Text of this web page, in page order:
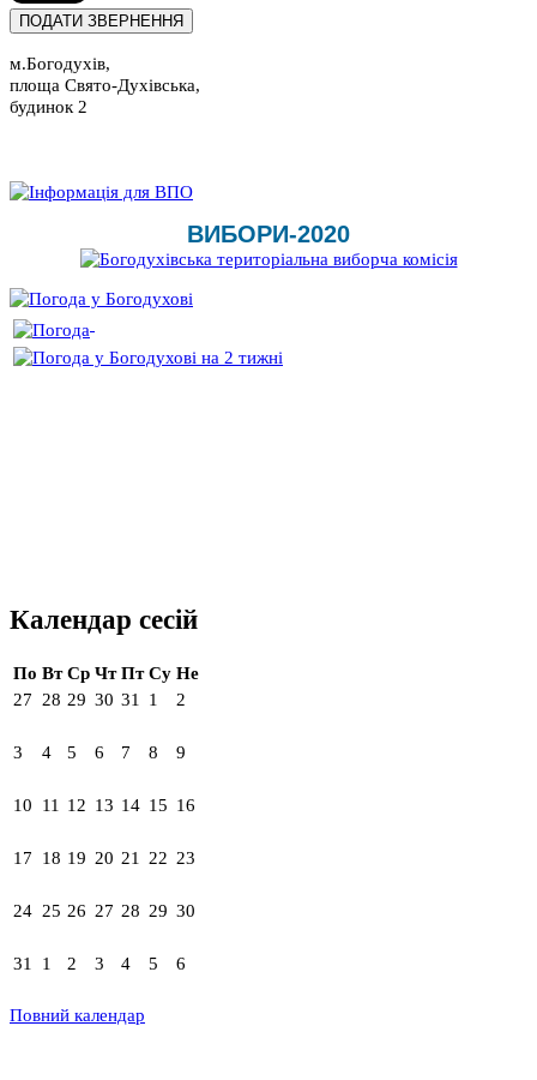
м.Богодухів,
площа Свято-Духівська,
будинок 2
ВИБОРИ-2020
Календар сесій
По Вт Ср Чт Пт Су Не
27 28 29 30 31 1 2
3 4 5 6 7 8 9
10 11 12 13 14 15 16
17 18 19 20 21 22 23
24 25 26 27 28 29 30
31 1 2 3 4 5 6
Повний календар